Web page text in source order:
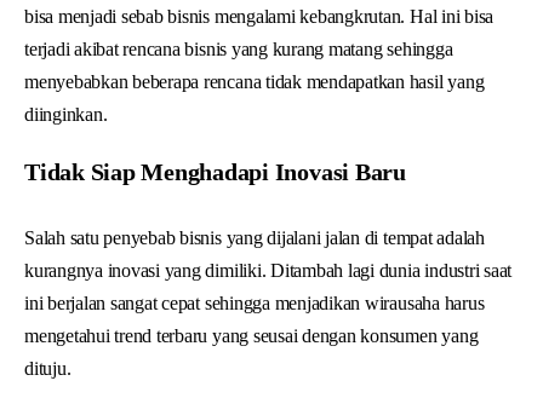
bisa menjadi sebab bisnis mengalami kebangkrutan. Hal ini bisa
terjadi akibat rencana bisnis yang kurang matang sehingga
menyebabkan beberapa rencana tidak mendapatkan hasil yang
diinginkan.
Tidak Siap Menghadapi Inovasi Baru
Salah satu penyebab bisnis yang dijalani jalan di tempat adalah
kurangnya inovasi yang dimiliki. Ditambah lagi dunia industri saat
ini berjalan sangat cepat sehingga menjadikan wirausaha harus
mengetahui trend terbaru yang seusai dengan konsumen yang
dituju.